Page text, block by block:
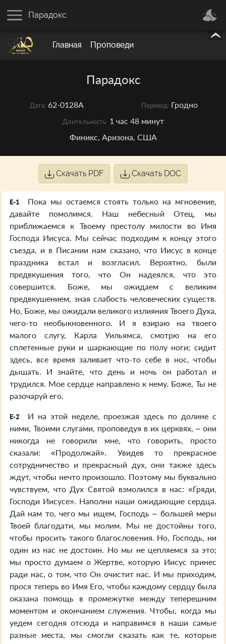
Главная Проповеди
Парадокс
Парадокс
Дата: 62-0128A Перевод: Гродно
Длительность: 1 час 48 минут
Финикс, Аризона, США
Скачать PDF Скачать DOC
E-1
Пока мы остаемся стоять только на мгновение,
давайте помолимся. Наш небесный Отец, мы
приближаемся к Твоему престолу милости во Имя
Господа Иисуса. Мы сейчас подходим к концу этого
съезда, и в Писании нам сказано, что Иисус в конце
праздника встал и возгласил. Вероятно, были
предвкушения того, что Он надеялся, что это
совершится. Боже, мы ожидаем с великим
предвкушением, зная слабость человеческих существ.
Но, Боже, мы ожидали великого излияния Твоего Духа,
чего-то необыкновенного. И я взираю на твоего
малого слугу, Карла Уильямса, смотрю на его
сплетенные руки и шаркающие по полу ноги; сидит
здесь, все время заливает что-то себе в нос, чтобы
дышать. И знайте, что день и ночь он работал и
трудился. Мое сердце направлено к нему. Боже, Ты не
разочаруй его.
E-2
И на этой неделе, проезжая здесь по долине с
ними, Твоими слугами, проповедуя в их церквях, – они
никогда не говорили мне, что говорить, просто
сказали: «Продолжай». Увидев то прекрасное
сотрудничество и прекрасный дух, они также здесь
ждут, чтобы нечто произошло. Поэтому мы буквально
чувствуем, что Дух Святой взмолился в нас: «Гряди,
Господи Иисусе». Наполни наши ожидающие сердца.
Дай нам то, чего мы ищем, Господь – большей меры
Твоей благодати, мы молим. Мы не достойны того,
чтобы просить такого благословения. Но, Господь, ни
один из нас не достоин. Но мы не цепляемся за это;
мы просто думаем о Жертве, которую Иисус принес
ради нас, о том, что Он очистит нас. И мы приходим,
прося теперь во Имя Его, чтобы каждому сердцу была
оказана помощь в промежутке между теперешним
моментом и окончанием служения. Чтобы, когда мы
уедем сегодня отсюда и направимся в наши самые
разные места, мы смогли сказать как те, которые